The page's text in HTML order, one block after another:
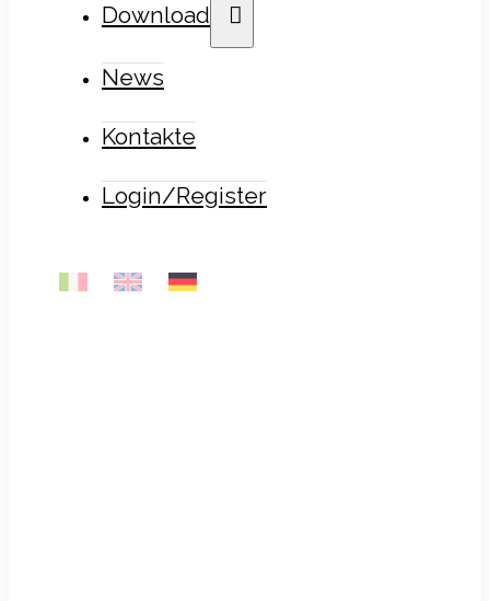
Download
News
Kontakte
Login/Register